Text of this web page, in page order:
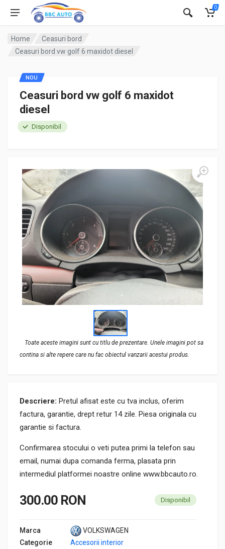
0
Home
Ceasuri bord
Ceasuri bord vw golf 6 maxidot diesel
Toate aceste imagini sunt cu titlu de prezentare. Unele imagini pot sa
contina si alte repere care nu fac obiectul vanzarii acestui produs.
Ceasuri bord vw golf 6 maxidot
diesel
Disponibil
Descriere: Pretul afisat este cu tva inclus, oferim
factura, garantie, drept retur 14 zile. Piesa originala cu
garantie si factura.
Confirmarea stocului o veti putea primi la telefon sau
email, numai dupa comanda ferma, plasata prin
intermediul platformei noastre online www.bbcauto.ro.
NOU
300.00 RON Disponibil
Marca
VOLKSWAGEN
Categorie
Accesorii interior